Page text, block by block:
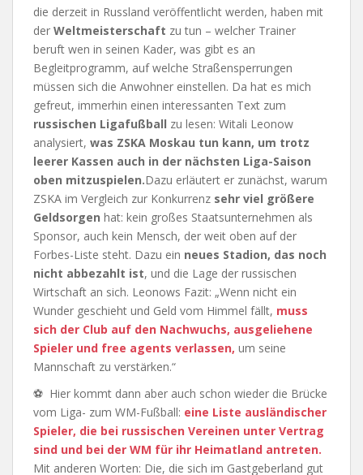
die derzeit in Russland veröffentlicht werden, haben mit
der Weltmeisterschaft zu tun – welcher Trainer
beruft wen in seinen Kader, was gibt es an
Begleitprogramm, auf welche Straßensperrungen
müssen sich die Anwohner einstellen. Da hat es mich
gefreut, immerhin einen interessanten Text zum
russischen Ligafußball zu lesen: Witali Leonow
analysiert, was ZSKA Moskau tun kann, um trotz
leerer Kassen auch in der nächsten Liga-Saison
oben mitzuspielen.Dazu erläutert er zunächst, warum
ZSKA im Vergleich zur Konkurrenz sehr viel größere
Geldsorgen hat: kein großes Staatsunternehmen als
Sponsor, auch kein Mensch, der weit oben auf der
Forbes-Liste steht. Dazu ein neues Stadion, das noch
nicht abbezahlt ist, und die Lage der russischen
Wirtschaft an sich. Leonows Fazit: „Wenn nicht ein
Wunder geschieht und Geld vom Himmel fällt, muss
sich der Club auf den Nachwuchs, ausgeliehene
Spieler und free agents verlassen, um seine
Mannschaft zu verstärken.“
⚽ Hier kommt dann aber auch schon wieder die Brücke
vom Liga- zum WM-Fußball: eine Liste ausländischer
Spieler, die bei russischen Vereinen unter Vertrag
sind und bei der WM für ihr Heimatland antreten.
Mit anderen Worten: Die, die sich im Gastgeberland gut